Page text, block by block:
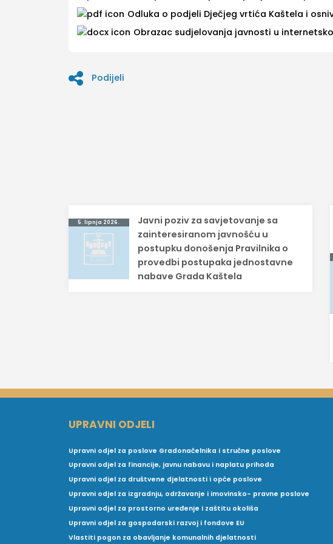
Odluka o podjeli Dječjeg vrtića Kaštela i
Obrazac sudjelovanja javnosti u
Podijeli
Navigacija
objava
5. lipnja 2026.
Javni poziv za savjetovanje sa
zainteresiranom javnošću u
postupku donošenja Pravilnika o
provedbi postupaka jednostavne
nabave Grada Kaštela
UPRAVNI ODJELI
Upravni odjel za poslove Gradonačelnika i stručne poslove
Upravni odjel za financije, javnu nabavu i naplatu prihoda
Upravni odjel za društvene djelatnosti i opće poslove
Upravni odjel za izgradnju, održavanje i imovinsko- pravne poslove
Upravni odjel za prostorno uređenje i zaštitu okoliša
Upravni odjel za gospodarski razvoj i fondove EU
Vlastiti pogon za obavljanje komunalnih djelatnosti